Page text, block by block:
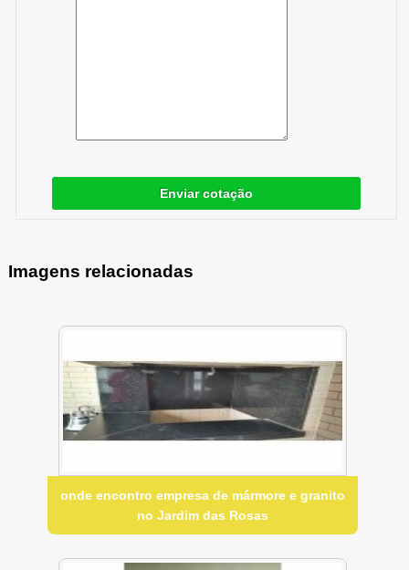
Enviar cotação
Imagens relacionadas
onde encontro empresa de mármore e granito
no Jardim das Rosas